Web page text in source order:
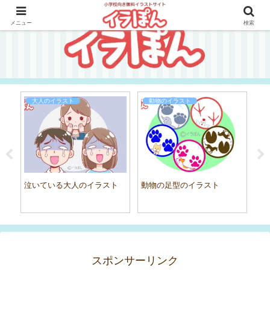
大人のイラスト
泣いている大人のイラスト
動物のイラスト
動物の足型のイラスト
スポンサーリンク
メニュー 検索